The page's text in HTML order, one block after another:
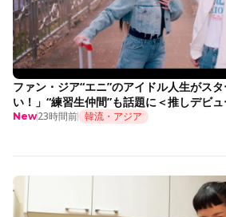
ファン・ジア“エニ”のアイドル人生がス
い！」“練習生仲間”も話題に＜推しデビュ
New23時間前 韓流・アジア